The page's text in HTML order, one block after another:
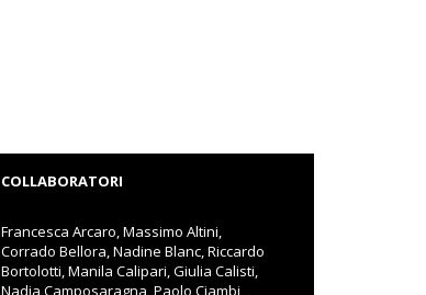
COLLABORATORI
Francesca Arcaro, Massimo Altini,
Corrado Bellora, Nadine Blanc, Riccardo
Bortolotti, Manila Calipari, Giulia Calisti,
Nadia Camposaragna, Paolo Ciambi,